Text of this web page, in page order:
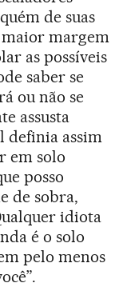
de suas
maior margem
as possíveis
saber se
ou não se
assusta
definia assim
em solo
posso
de sobra,
idiota
é o solo
pelo menos